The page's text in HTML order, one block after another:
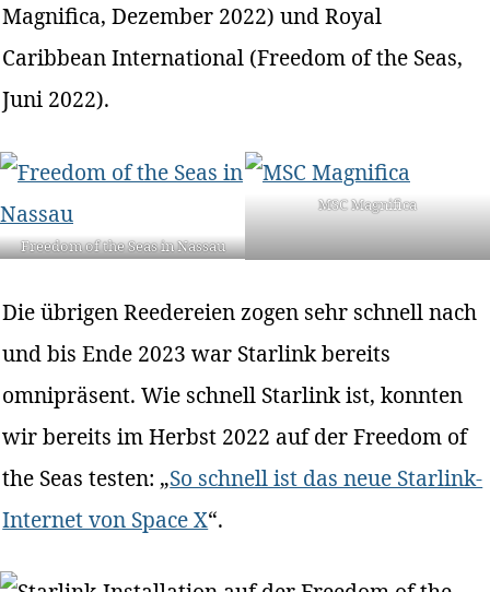
Magnifica, Dezember 2022) und Royal
Caribbean International (Freedom of the Seas,
Juni 2022).
Freedom of the Seas in Nassau
MSC Magnifica
Die übrigen Reedereien zogen sehr schnell nach
und bis Ende 2023 war Starlink bereits
omnipräsent. Wie schnell Starlink ist, konnten
wir bereits im Herbst 2022 auf der Freedom of
the Seas testen: „So schnell ist das neue Starlink-
Internet von Space X“.